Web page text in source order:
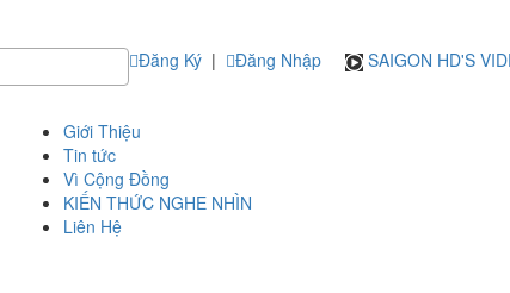
Đăng Ký | Đăng Nhập SAIGON HD'S
Giới Thiệu
Tin tức
Vì Cộng Đồng
KIẾN THỨC NGHE NHÌN
Liên Hệ